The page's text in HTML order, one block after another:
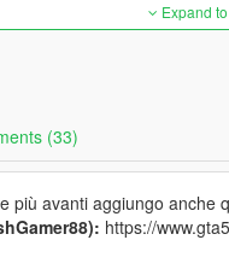
Expand
(33)
più avanti aggiungo anche
https://